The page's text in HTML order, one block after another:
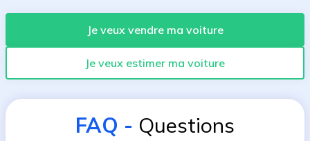
Je veux vendre ma voiture
Je veux estimer ma voiture
FAQ - Questions